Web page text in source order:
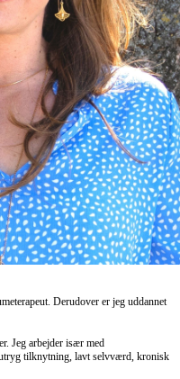
Derudover er jeg uddannet
Jeg arbejder især med
tilknytning, lavt selvværd, kronisk